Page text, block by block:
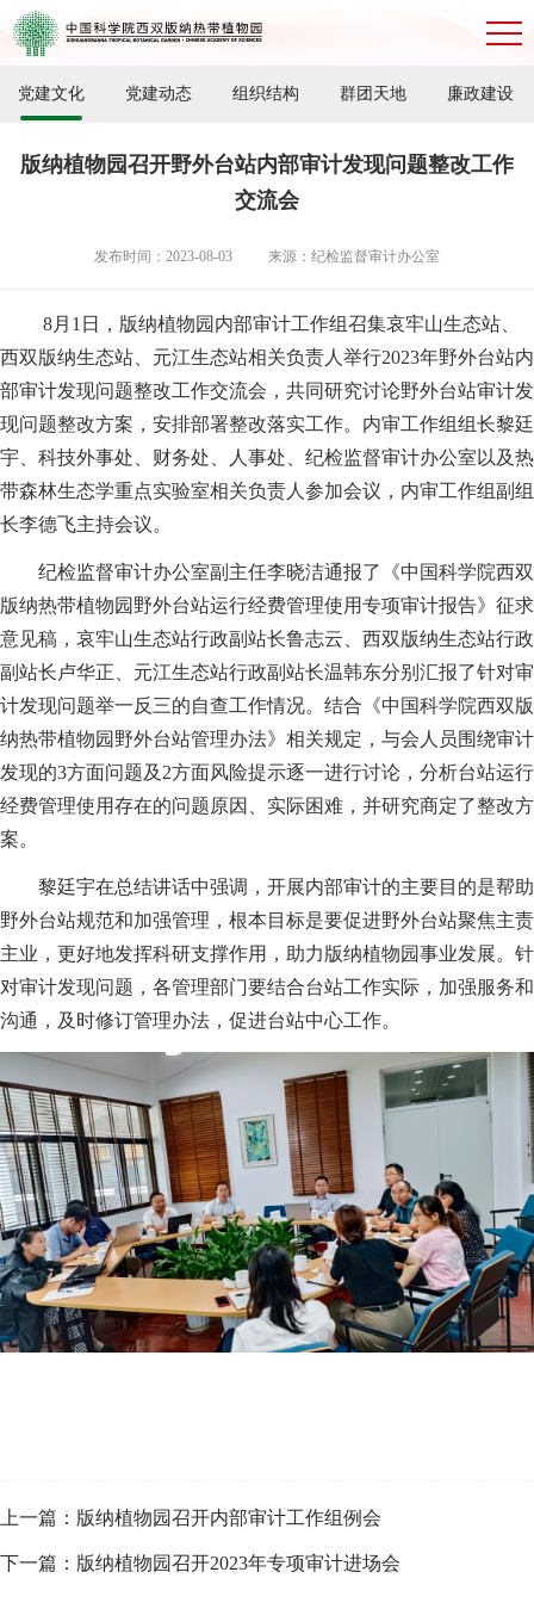
党建文化 党建动态 组织结构 群团天地 廉政建设
版纳植物园召开野外台站内部审计发现问题整改工作
交流会
发布时间：2023-08-03 来源：纪检监督审计办公室
8月1日，版纳植物园内部审计工作组召集哀牢山生态站、
西双版纳生态站、元江生态站相关负责人举行2023年野外台站内
部审计发现问题整改工作交流会 ，共同研究讨论野外台站审计发
现问题整改方案，安排部署整改落实工作。内审工作组组长黎廷
宇、科技外事处、财务处、人事处、纪检监督审计办公室以及热
带森林生态学重点实验室相关负责人参加会议，内审工作组副组
长李德飞主持会议。
纪检监督审计办公室副主任李晓洁通报了《中国科学院西双
版纳热带植物园野外台站运行经费管理使用专项审计报告》征求
意见稿，哀牢山生态站行政副站长鲁志云、西双版纳生态站行政
副站长卢华正、元江生态站行政副站长温韩东分别汇报了针对审
计发现问题举一反三的自查工作情况。结合《中国科学院西双版
纳热带植物园野外台站管理办法》相关规定，与会人员围绕审计
发现的3方面问题及 2方面风险提示逐一进行讨论，分析台站运行
经费管理使用存在的问题原因、实际困难，并研究商定了整改方
案。
黎廷宇在总结讲话中强调，开展内部审计的主要目的是帮助
野外台站规范和加强管理，根本目标是要促进野外台站聚焦主责
主业，更好地发挥科研支撑作用，助力版纳植物园事业发展。针
对审计发现问题，各管理部门要结合台站工作实际，加强服务和
沟通，及时修订管理办法，促进台站中心工作。
上一篇：版纳植物园召开内部审计工作组例会
下一篇：版纳植物园召开2023年专项审计进场会